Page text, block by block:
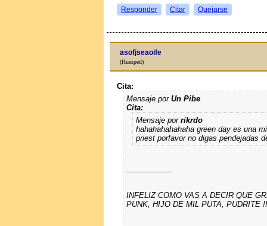
Responder Citar Quejarse
asofjseaoife
(Huesped)
Cita:
Mensaje por Un Pibe
Cita:
Mensaje por rikrdo
hahahahahahaha green day es una
priest porfavor no digas pendejadas
INFELIZ COMO VAS A DECIR QUE
PUNK, HIJO DE MIL PUTA, PUDRITE